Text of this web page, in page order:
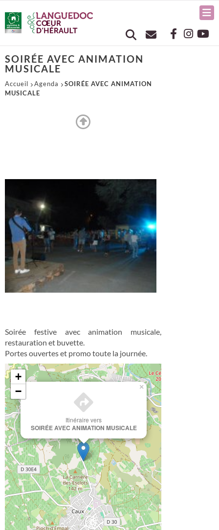
SOIRÉE AVEC ANIMATION
MUSICALE
Accueil Agenda
SOIRÉE AVEC ANIMATION
MUSICALE
Soirée festive avec animation musicale,
restauration et buvette.
Portes ouvertes et promo toute la journée.
Itinéraire vers
SOIRÉE AVEC ANIMATION MUSICALE
×
+
−